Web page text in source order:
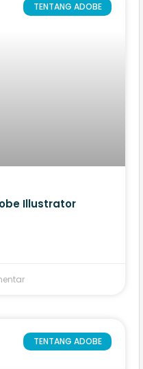
TENTANG ADOBE
Illustrator​
TENTANG ADOBE